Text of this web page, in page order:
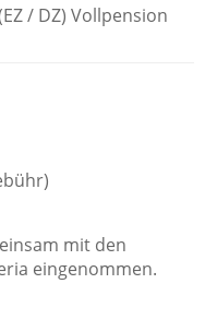
/ DZ) Vollpension
mit den
eingenommen.